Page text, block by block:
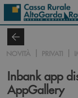
Salta al contenuto principale
NOVITÀ PRIVATI
Inbank app
AppGallery